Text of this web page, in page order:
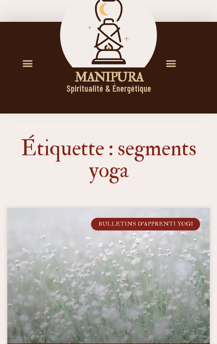
M A N I P U R A
Spiritualité & Énergétique
Étiquette : segments
yoga
BULLETINS D'APPRENTI YOGI